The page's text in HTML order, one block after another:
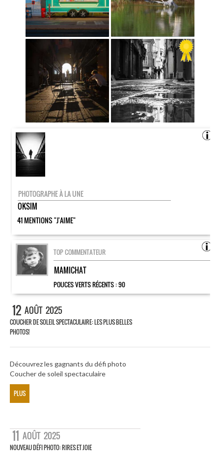
PHOTOGRAPHE À LA UNE
OKSIM
41 MENTIONS "J'AIME"
TOP COMMENTATEUR
MAMICHAT
POUCES VERTS RÉCENTS :90
12 AOÛT 2025
COUCHER DE SOLEIL SPECTACULAIRE: LES PLUS BELLES
PHOTOS!
Découvrez les gagnants du défi photo
Coucher de soleil spectaculaire
PLUS
11 AOÛT 2025
NOUVEAU DÉFI PHOTO: RIRES ET JOIE